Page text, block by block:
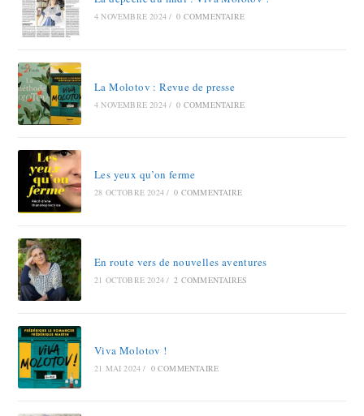
4 NOVEMBRE 2024 / 0 COMMENTAIRE
La Molotov : Revue de presse
4 NOVEMBRE 2024 / 0 COMMENTAIRE
Les yeux qu’on ferme
28 OCTOBRE 2024 / 0 COMMENTAIRE
En route vers de nouvelles aventures
21 OCTOBRE 2024 / 2 COMMENTAIRES
Viva Molotov !
21 MAI 2024 / 0 COMMENTAIRE